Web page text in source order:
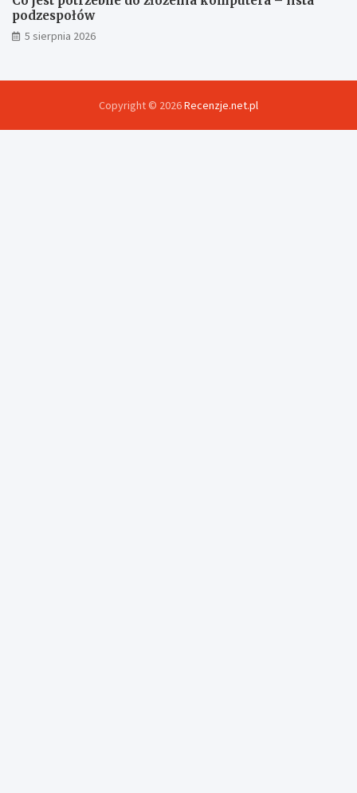
podzespołów
5 sierpnia 2026
Copyright © 2026Recenzje.net.pl